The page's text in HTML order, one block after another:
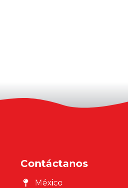
Contáctanos
México